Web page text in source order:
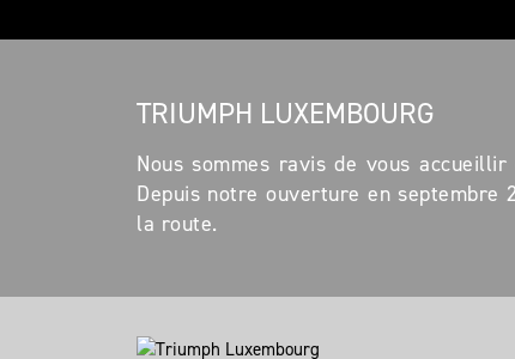
TRIUMPH LUXEMBOURG
Nous sommes ravis de vous
Depuis notre ouverture en septembre
la route.